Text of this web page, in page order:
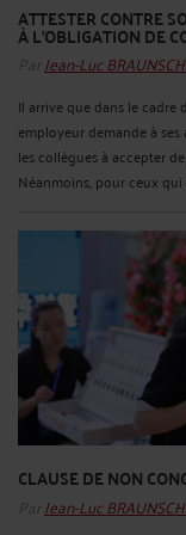
ATTESTER CONTRE
À L’OBLIGATION DE
Par Jean-Luc
Il arrive que dans le cadre
employeur demande à
les collègues à accepter
Néanmoins, pour ceux qui
CLAUSE DE NON
Par Jean-Luc